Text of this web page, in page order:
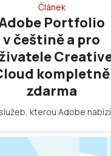
Článek
Portfolio
v češtině a pro
kompletně
zdarma
kterou Adobe